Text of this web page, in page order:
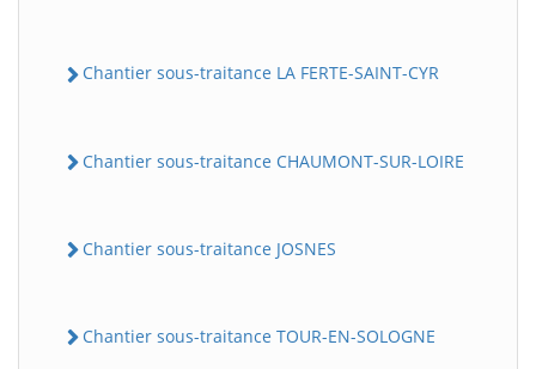
Chantier sous-traitance LA FERTE-SAINT-CYR
Chantier sous-traitance CHAUMONT-SUR-LOIRE
Chantier sous-traitance JOSNES
Chantier sous-traitance TOUR-EN-SOLOGNE